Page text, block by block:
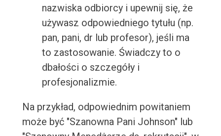
nazwiska odbiorcy i upewnij się, że
używasz odpowiedniego tytułu (np.
pan, pani, dr lub profesor), jeśli ma
to zastosowanie. Świadczy to o
dbałości o szczegóły i
profesjonalizmie.
Na przykład, odpowiednim powitaniem
może być "Szanowna Pani Johnson" lub